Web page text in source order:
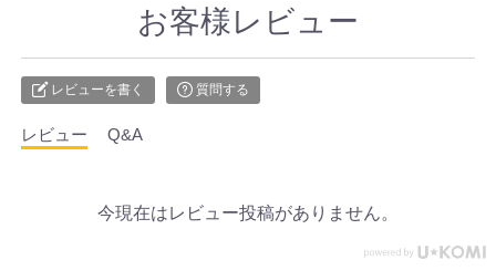
お客様レビュー
レビューを書く 質問する
レビュー Q&A
今現在はレビュー投稿がありません。